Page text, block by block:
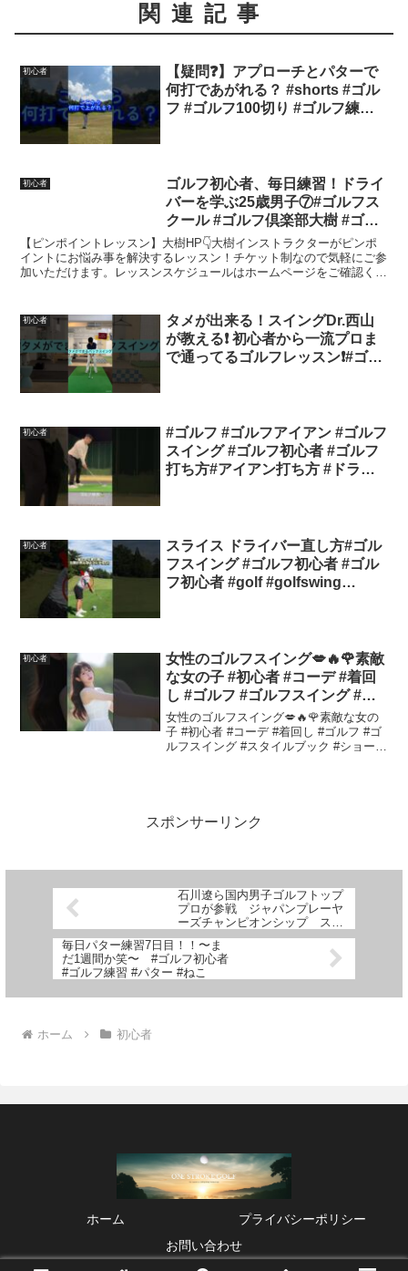
関連記事
初心者
【疑問❓】アプローチとパターで
何打であがれる？ #shorts #ゴル
フ #ゴルフ100切り #ゴルフ練習
初心者
ゴルフ初心者、毎日練習！ドライ
バーを学ぶ25歳男子⑦#ゴルフス
クール #ゴルフ倶楽部大樹 #ゴル
フレッスン #ゴルフ初心者 #ゴル
フ男子
【ピンポイントレッスン】大樹HP👇大樹インストラクターがピンポ
イントにお悩み事を解決するレッスン！チケット制なので気軽にご参
加いただけます。レッスンスケジュールはホームページをご確認くだ
初心者
タメが出来る！スイングDr.西山
が教える❗️ 初心者から一流プロま
で通ってるゴルフレッスン❗️#ゴル
初心者
#ゴルフ #ゴルフアイアン #ゴルフ
スイング #ゴルフ初心者 #ゴルフ
打ち方#アイアン打ち方 #ドライ
初心者
スライス ドライバー直し方#ゴル
フスイング #ゴルフ初心者 #ゴル
フ初心者 #golf #golfswing
初心者
女性のゴルフスイング💋🔥🌹素敵
な女の子 #初心者 #コーデ #着回
し #ゴルフ #ゴルフスイング #ス
タイルブック #ショーツ
女性のゴルフスイング💋🔥🌹素敵な女の
子 #初心者 #コーデ #着回し #ゴルフ #ゴ
ルフスイング #スタイルブック #ショーツ
スポンサーリンク
石川遼ら国内男子ゴルフトップ
プロが参戦 ジャパンプレーヤ
ーズチャンピオンシップ スー
パーJにいがた6月23日OA
毎日パター練習7日目！！〜ま
だ1週間か笑〜 #ゴルフ初心者
#ゴルフ練習 #パター #ねこ
ホーム 初心者
ホーム
プライバシーポリシー
お問い合わせ